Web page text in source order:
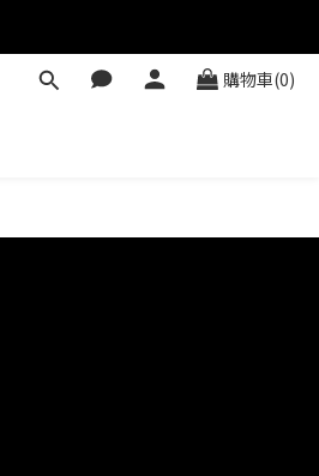
購物車(0)